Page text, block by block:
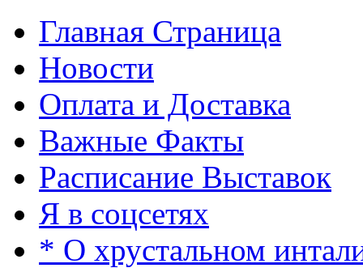
Главная Страница
Новости
Оплата и Доставка
Важные Факты
Расписание Выставок
Я в соцсетях
* О хрустальном